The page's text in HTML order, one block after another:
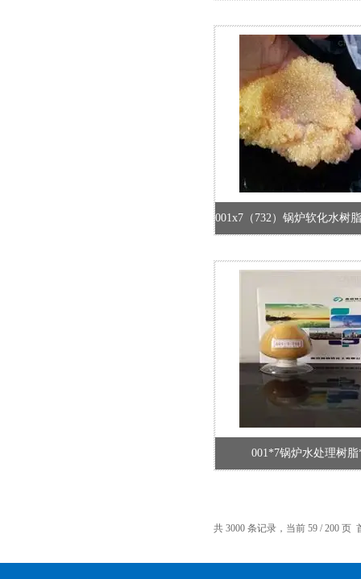
001*7锅炉水处理树
共 3000 条记录，当前 59 / 200 页